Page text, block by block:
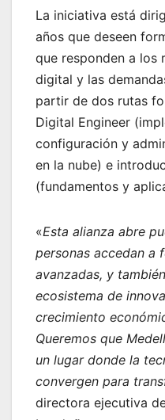
La iniciativa está
años que deseen
que responden a los
digital y las
partir de dos rutas
Digital Engineer
configuración y
en la nube) e
(fundamentos y
«Esta alianza abre
personas accedan a
avanzadas, y
ecosistema de
crecimiento
Queremos que
un lugar donde la
convergen para
directora ejecutiva